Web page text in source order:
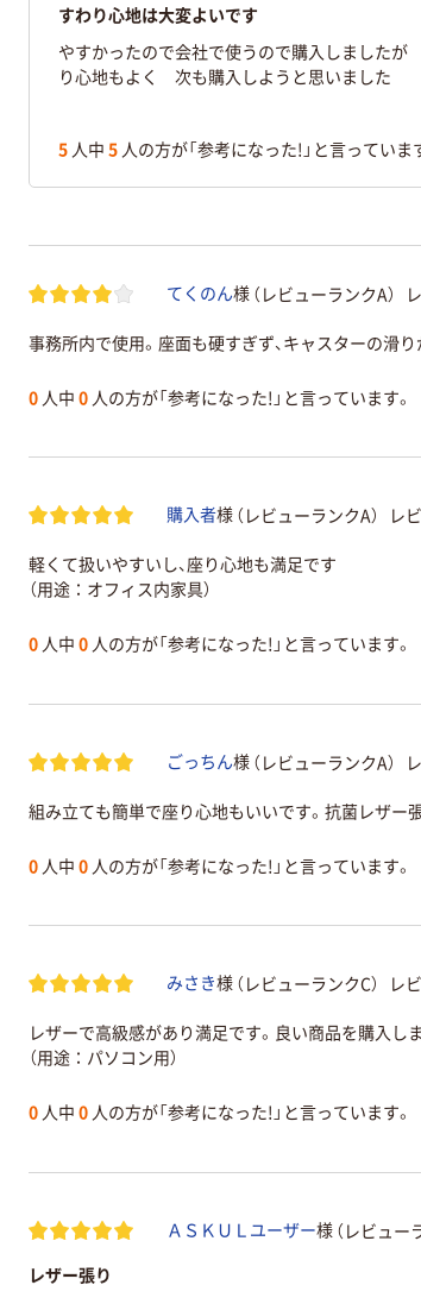
すわり心地は大変よいです
やすかったので会社で使うので購入しました
り心地もよく 次も購入しようと思いました
5 人中 5 人の方が「参考になった!」と言っていま
てくのん様 （レビューランクA）
事務所内で使用。座面も硬すぎず、キャスターの滑
0 人中 0 人の方が「参考になった!」と言っています。
購入者様 （レビューランクA） レ
軽くて扱いやすいし、座り心地も満足です
（用途：オフィス内家具）
0 人中 0 人の方が「参考になった!」と言っています。
ごっちん様 （レビューランクA）
組み立ても簡単で座り心地もいいです。抗菌レザー
0 人中 0 人の方が「参考になった!」と言っています。
みさき様 （レビューランクC） レ
レザーで高級感があり満足です。良い商品を購入し
（用途：パソコン用）
0 人中 0 人の方が「参考になった!」と言っています。
ＡＳＫＵＬユーザー様 （レビュー
レザー張り